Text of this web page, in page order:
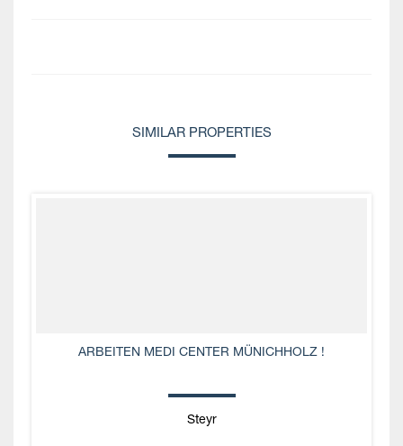
SIMILAR PROPERTIES
ARBEITEN MEDI CENTER MÜNICHHOLZ !
Steyr